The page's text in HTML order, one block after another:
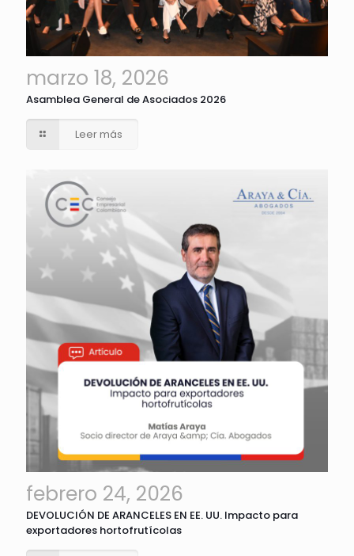
marzo 18, 2026
Asamblea General de Asociados 2026
Leer más
febrero 24, 2026
DEVOLUCIÓN DE ARANCELES EN EE. UU. Impacto para
exportadores hortofrutícolas